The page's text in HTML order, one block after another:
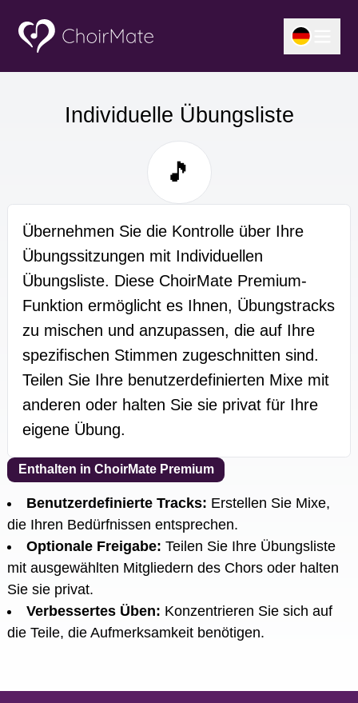
Individuelle Übungsliste
Übernehmen Sie die Kontrolle über Ihre
Übungssitzungen mit Individuellen
Übungsliste. Diese ChoirMate Premium-
Funktion ermöglicht es Ihnen, Übungstracks
zu mischen und anzupassen, die auf Ihre
spezifischen Stimmen zugeschnitten sind.
Teilen Sie Ihre benutzerdefinierten Mixe mit
anderen oder halten Sie sie privat für Ihre
eigene Übung.
🎵
Enthalten in ChoirMate Premium
Benutzerdefinierte Tracks: Erstellen Sie Mixe,
die Ihren Bedürfnissen entsprechen.
Optionale Freigabe: Teilen Sie Ihre Übungsliste
mit ausgewählten Mitgliedern des Chors oder halten
Sie sie privat.
Verbessertes Üben: Konzentrieren Sie sich auf
die Teile, die Aufmerksamkeit benötigen.